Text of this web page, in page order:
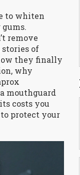
to whiten
remove
of
they finally
why
mouthguard
costs you
to protect your